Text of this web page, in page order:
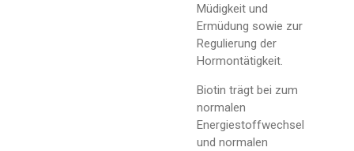
Müdigkeit und
Ermüdung sowie zur
Regulierung der
Hormontätigkeit.
Biotin trägt bei zum
normalen
Energiestoffwechsel
und normalen